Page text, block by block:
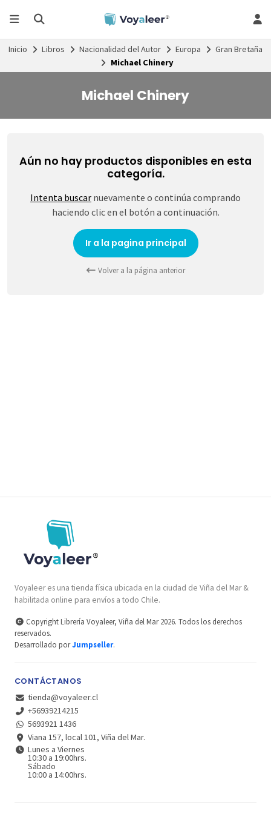
Inicio Libros Nacionalidad del Autor Europa
Gran Bretaña
Michael Chinery
Michael Chinery
Aún no hay productos disponibles en esta
categoría.
Intenta buscar nuevamente o continúa comprando
haciendo clic en el botón a continuación.
Ir a la pagina principal
Volver a la página anterior
Voyaleer es una tienda física ubicada en la ciudad de Viña del Mar &
habilitada online para envíos a todo Chile.
Copyright Librería Voyaleer, Viña del Mar 2026. Todos los derechos
reservados.
Desarrollado porJumpseller.
CONTÁCTANOS
tienda@voyaleer.cl
+56939214215
5693921 1436
Viana 157, local 101, Viña del Mar.
Lunes a Viernes
10:30 a 19:00hrs.
Sábado
10:00 a 14:00hrs.